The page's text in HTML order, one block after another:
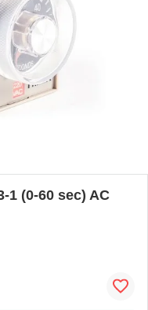
1 (0-60 sec) AC